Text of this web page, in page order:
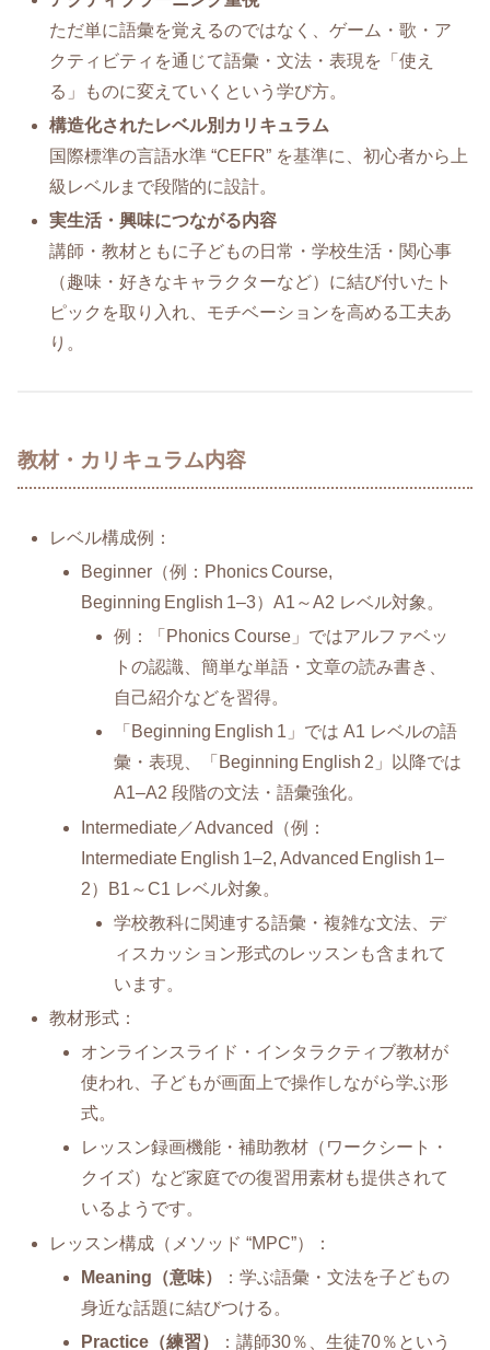
ただ単に語彙を覚えるのではなく、ゲーム・歌・ア
クティビティを通じて語彙・文法・表現を「使え
る」ものに変えていくという学び方。
構造化されたレベル別カリキュラム
国際標準の言語水準 “CEFR” を基準に、初心者から上
級レベルまで段階的に設計。
実生活・興味につながる内容
講師・教材ともに子どもの日常・学校生活・関心事
（趣味・好きなキャラクターなど）に結び付いたト
ピックを取り入れ、モチベーションを高める工夫あ
り。
教材・カリキュラム内容
レベル構成例：
Beginner（例：Phonics Course,
Beginning English 1–3）A1～A2 レベル対象。
例：「Phonics Course」ではアルファベッ
トの認識、簡単な単語・文章の読み書き、
自己紹介などを習得。
「Beginning English 1」では A1 レベルの語
彙・表現、「Beginning English 2」以降では
A1–A2 段階の文法・語彙強化。
Intermediate／Advanced（例：
Intermediate English 1–2, Advanced English 1–
2）B1～C1 レベル対象。
学校教科に関連する語彙・複雑な文法、デ
ィスカッション形式のレッスンも含まれて
います。
教材形式：
オンラインスライド・インタラクティブ教材が
使われ、子どもが画面上で操作しながら学ぶ形
式。
レッスン録画機能・補助教材（ワークシート・
クイズ）など家庭での復習用素材も提供されて
いるようです。
レッスン構成（メソッド “MPC”）：
Meaning（意味）
：学ぶ語彙・文法を子どもの
身近な話題に結びつける。
Practice（練習）
：講師30％、生徒70％という